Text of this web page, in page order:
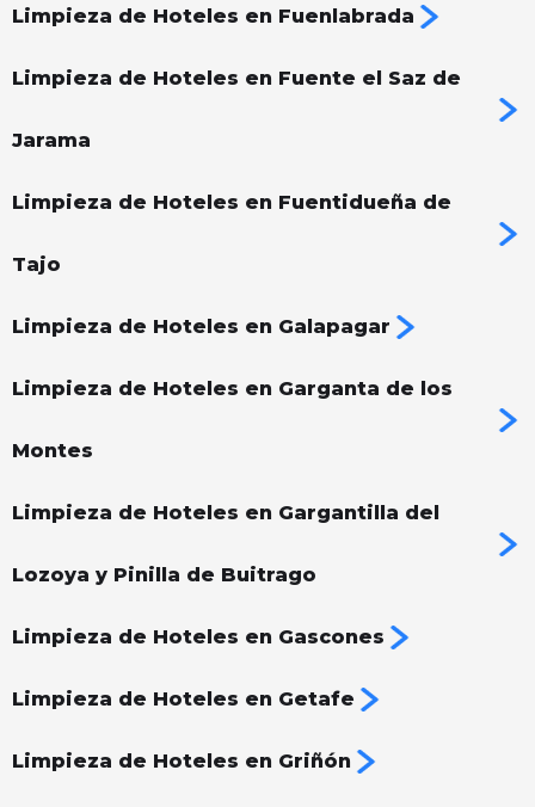
Limpieza de Hoteles en Fuenlabrada
Limpieza de Hoteles en Fuente el Saz de
Jarama
Limpieza de Hoteles en Fuentidueña de
Tajo
Limpieza de Hoteles en Galapagar
Limpieza de Hoteles en Garganta de los
Montes
Limpieza de Hoteles en Gargantilla del
Lozoya y Pinilla de Buitrago
Limpieza de Hoteles en Gascones
Limpieza de Hoteles en Getafe
Limpieza de Hoteles en Griñón